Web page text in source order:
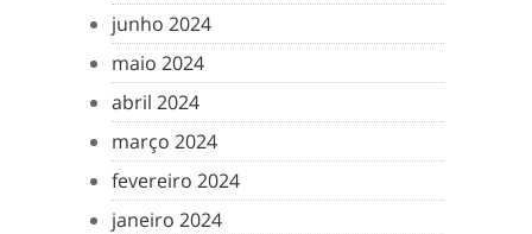
junho 2024
maio 2024
abril 2024
março 2024
fevereiro 2024
janeiro 2024